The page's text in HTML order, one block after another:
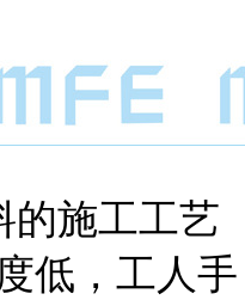
的施工工艺
低，工人手